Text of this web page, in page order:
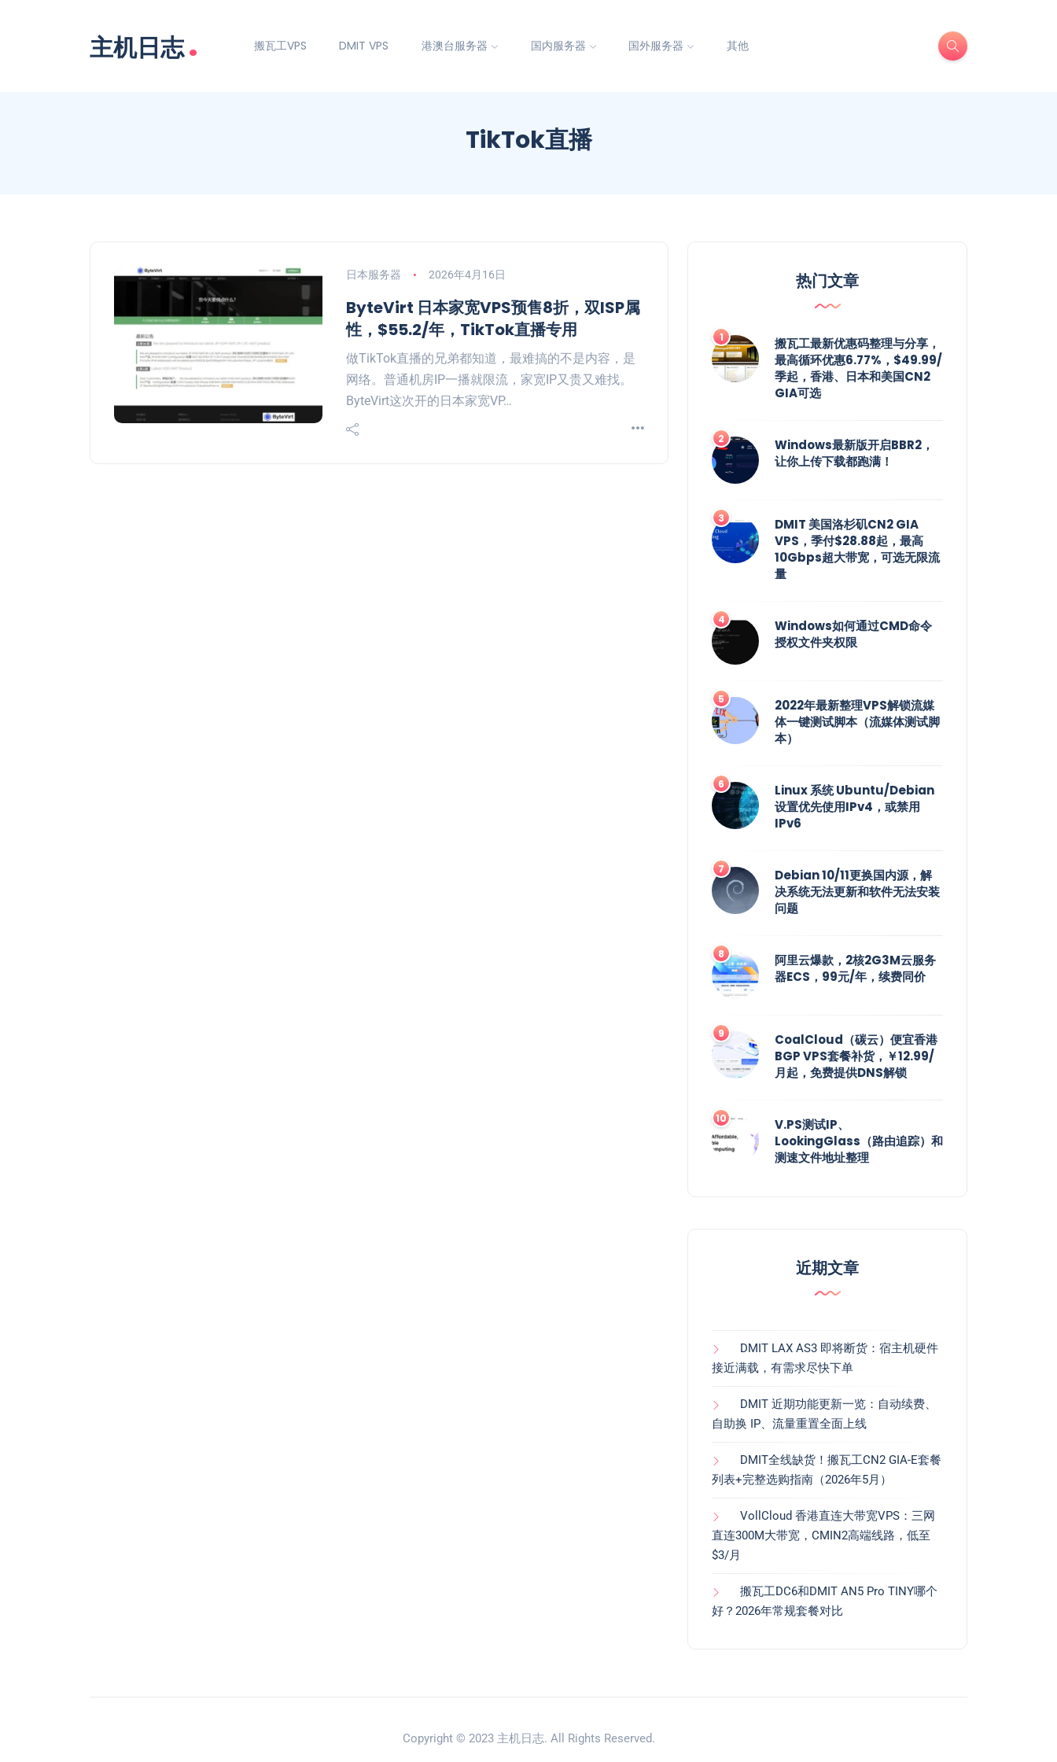
主机日志. 搬瓦工VPS DMIT VPS 港澳台服务器 国内服务器 国外服务器 其他
TikTok直播
日本服务器 2026年4月16日
ByteVirt 日本家宽VPS预售8折，双ISP属
性，$55.2/年，TikTok直播专用
做TikTok直播的兄弟都知道，最难搞的不是内容，是
网络。普通机房IP一播就限流，家宽IP又贵又难找。
ByteVirt这次开的日本家宽VP…
热门文章
搬瓦工最新优惠码整理与分享，
最高循环优惠6.77%，$49.99/
季起，香港、日本和美国CN2
GIA可选
Windows最新版开启BBR2，
让你上传下载都跑满！
DMIT 美国洛杉矶CN2 GIA
VPS，季付$28.88起，最高
10Gbps超大带宽，可选无限流
量
Windows如何通过CMD命令
授权文件夹权限
2022年最新整理VPS解锁流媒
体一键测试脚本（流媒体测试脚
本）
Linux 系统 Ubuntu/Debian
设置优先使用IPv4，或禁用
IPv6
Debian 10/11更换国内源，解
决系统无法更新和软件无法安装
问题
阿里云爆款，2核2G3M云服务
器ECS，99元/年，续费同价
CoalCloud（碳云）便宜香港
BGP VPS套餐补货，￥12.99/
月起，免费提供DNS解锁
V.PS测试IP、
LookingGlass（路由追踪）和
测速文件地址整理
近期文章
DMIT LAX AS3 即将断货：宿主机硬件
接近满载，有需求尽快下单
DMIT 近期功能更新一览：自动续费、
自助换 IP、流量重置全面上线
DMIT全线缺货！搬瓦工CN2 GIA-E套餐
列表+完整选购指南（2026年5月）
VollCloud 香港直连大带宽VPS：三网
直连300M大带宽，CMIN2高端线路，低至
$3/月
搬瓦工DC6和DMIT AN5 Pro TINY哪个
好？2026年常规套餐对比
Copyright © 2023 主机日志. All Rights Reserved.